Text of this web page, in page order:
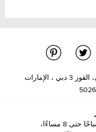
الوحدة R-10، مركز كيو إيست التجاري، القوز 3 دبي ، الإمارات